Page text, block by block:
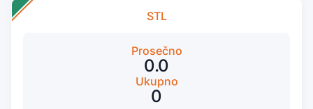
STL
Prosečno
0.0
Ukupno
0